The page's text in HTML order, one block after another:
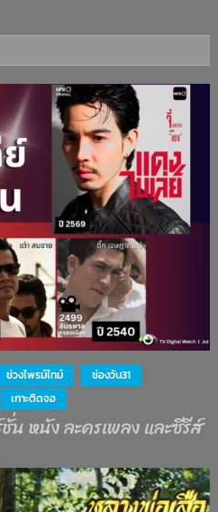
ช่วงไพรม์ไทม์
ช่องวัน31
เกาะติดจอ
น หนัง ละครเพลง และซีรีส์